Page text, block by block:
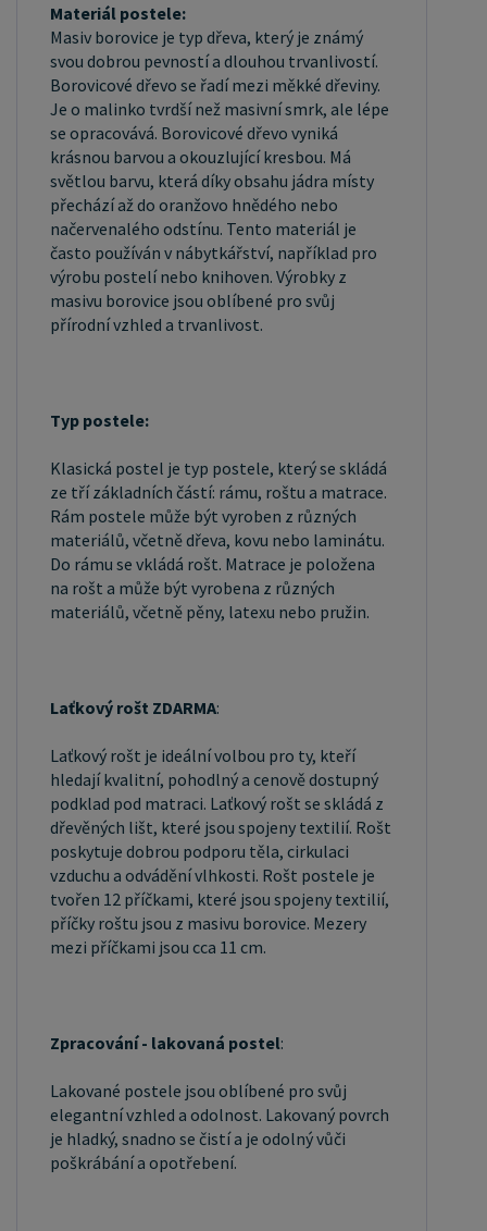
Materiál postele:
Masiv borovice je typ dřeva, který je známý
svou dobrou pevností a dlouhou trvanlivostí.
Borovicové dřevo se řadí mezi měkké dřeviny.
Je o malinko tvrdší než masivní smrk, ale lépe
se opracovává. Borovicové dřevo vyniká
krásnou barvou a okouzlující kresbou. Má
světlou barvu, která díky obsahu jádra místy
přechází až do oranžovo hnědého nebo
načervenalého odstínu. Tento materiál je
často používán v nábytkářství, například pro
výrobu postelí nebo knihoven. Výrobky z
masivu borovice jsou oblíbené pro svůj
přírodní vzhled a trvanlivost.
Typ postele:
Klasická postel je typ postele, který se skládá
ze tří základních částí: rámu, roštu a matrace.
Rám postele může být vyroben z různých
materiálů, včetně dřeva, kovu nebo laminátu.
Do rámu se vkládá rošt. Matrace je položena
na rošt a může být vyrobena z různých
materiálů, včetně pěny, latexu nebo pružin.
Laťkový rošt ZDARMA:
Laťkový rošt je ideální volbou pro ty, kteří
hledají kvalitní, pohodlný a cenově dostupný
podklad pod matraci. Laťkový rošt se skládá z
dřevěných lišt, které jsou spojeny textilií. Rošt
poskytuje dobrou podporu těla, cirkulaci
vzduchu a odvádění vlhkosti. Rošt postele je
tvořen 12 příčkami, které jsou spojeny textilií,
příčky roštu jsou z masivu borovice. Mezery
mezi příčkami jsou cca 11 cm.
Zpracování - lakovaná postel:
Lakované postele jsou oblíbené pro svůj
elegantní vzhled a odolnost. Lakovaný povrch
je hladký, snadno se čistí a je odolný vůči
poškrábání a opotřebení.